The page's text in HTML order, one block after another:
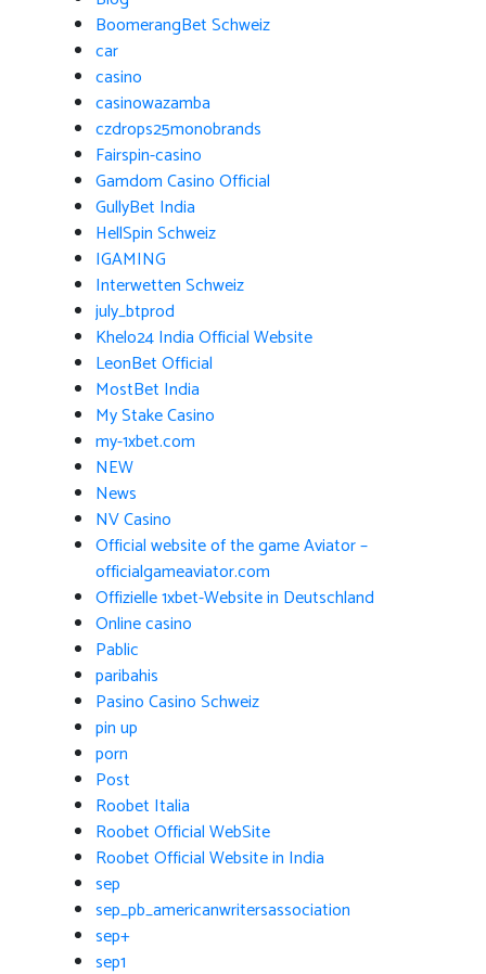
BoomerangBet Schweiz
car
casino
casinowazamba
czdrops25monobrands
Fairspin-casino
Gamdom Casino Official
GullyBet India
HellSpin Schweiz
IGAMING
Interwetten Schweiz
july_btprod
Khelo24 India Official Website
LeonBet Official
MostBet India
My Stake Casino
my-1xbet.com
NEW
News
NV Casino
Official website of the game Aviator –
officialgameaviator.com
Offizielle 1xbet-Website in Deutschland
Online casino
Pablic
paribahis
Pasino Casino Schweiz
pin up
porn
Post
Roobet Italia
Roobet Official WebSite
Roobet Official Website in India
sep
sep_pb_americanwritersassociation
sep+
sep1